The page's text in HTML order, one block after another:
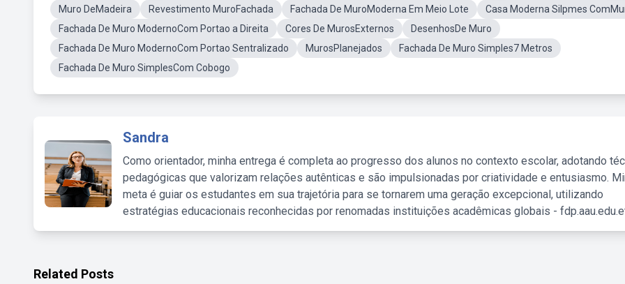
Muro DeMadeira
Revestimento MuroFachada Fachada De MuroModerna Em Meio Lote
Casa Moderna Silpmes
Fachada De Muro ModernoCom Portao a Direita
Cores De MurosExternos
DesenhosDe Muro
Fachada De Muro ModernoCom Portao Sentralizado
MurosPlanejados
Fachada De Muro Simples7 Metros
Fachada De Muro SimplesCom Cobogo
Sandra
Como orientador, minha entrega é completa ao progresso dos alunos no contexto escolar, adotando
pedagógicas que valorizam relações autênticas e são impulsionadas por criatividade e entusiasmo.
meta é guiar os estudantes em sua trajetória para se tornarem uma geração excepcional, utilizando
estratégias educacionais reconhecidas por renomadas instituições acadêmicas globais -
Related Posts